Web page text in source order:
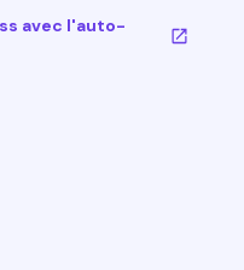
avec l'auto-